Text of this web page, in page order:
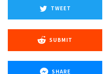
TWEET
SUBMIT
SHARE